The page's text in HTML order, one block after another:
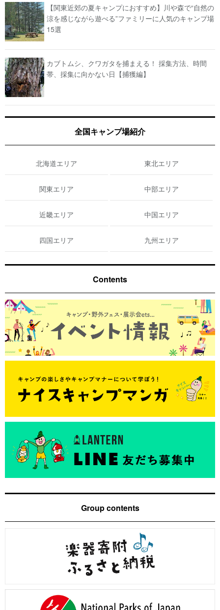
【関東近郊の夏キャンプにおすすめ】川や森で“自然の
涼を感じながら遊べる”ファミリーに人気のキャンプ場
15選
カブトムシ、クワガタを捕まえる！ 採集方法、時間
帯、採集に向かない日【捕獲編】
全国キャンプ場紹介
北海道エリア 東北エリア
関東エリア 中部エリア
近畿エリア 中国エリア
四国エリア 九州エリア
Contents
Group contents